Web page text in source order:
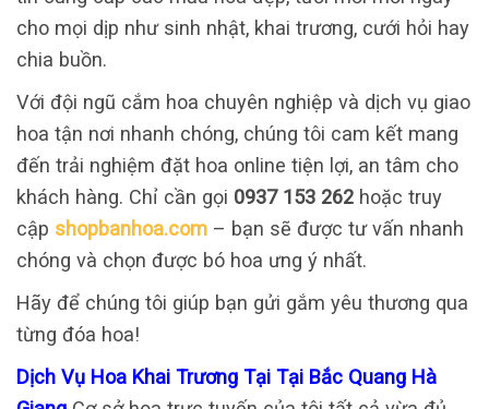
cho mọi dịp như sinh nhật, khai trương, cưới hỏi hay
chia buồn.
Với đội ngũ cắm hoa chuyên nghiệp và dịch vụ giao
hoa tận nơi nhanh chóng, chúng tôi cam kết mang
đến trải nghiệm đặt hoa online tiện lợi, an tâm cho
khách hàng. Chỉ cần gọi 0937 153 262 hoặc truy
cập shopbanhoa.com – bạn sẽ được tư vấn nhanh
chóng và chọn được bó hoa ưng ý nhất.
Hãy để chúng tôi giúp bạn gửi gắm yêu thương qua
từng đóa hoa!
Dịch Vụ Hoa Khai Trương Tại Tại Bắc Quang Hà